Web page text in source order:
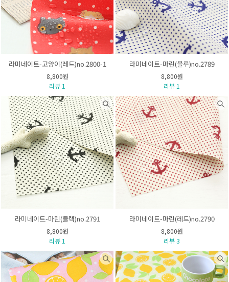
라미네이트-고양이(레드)no.2800-1
8,800원
리뷰 1
라미네이트-마린(블루)no.2789
8,800원
리뷰 1
라미네이트-마린(블랙)no.2791
8,800원
리뷰 1
라미네이트-마린(레드)no.2790
8,800원
리뷰 3